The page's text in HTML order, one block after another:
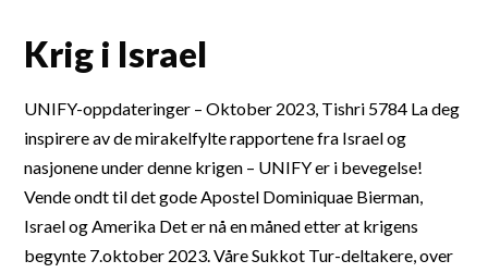
Krig i Israel
UNIFY-oppdateringer – Oktober 2023, Tishri 5784 La deg
inspirere av de mirakelfylte rapportene fra Israel og
nasjonene under denne krigen – UNIFY er i bevegelse!
Vende ondt til det gode Apostel Dominiquae Bierman,
Israel og Amerika Det er nå en måned etter at krigens
begynte 7.oktober 2023. Våre Sukkot Tur-deltakere, over